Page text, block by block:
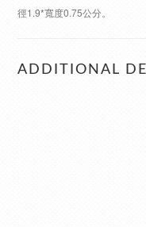
徑1.9*寬度0.75公分。
ADDITIONAL